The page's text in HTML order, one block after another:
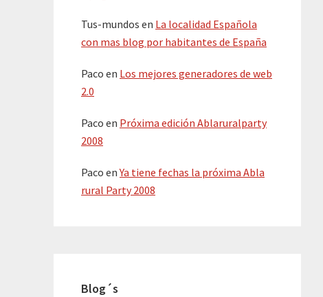
Tus-mundos en La localidad Española
con mas blog por habitantes de España
Paco en Los mejores generadores de web
2.0
Paco en Próxima edición Ablaruralparty
2008
Paco enYa tiene fechas la próxima Abla
rural Party 2008
Blog´s